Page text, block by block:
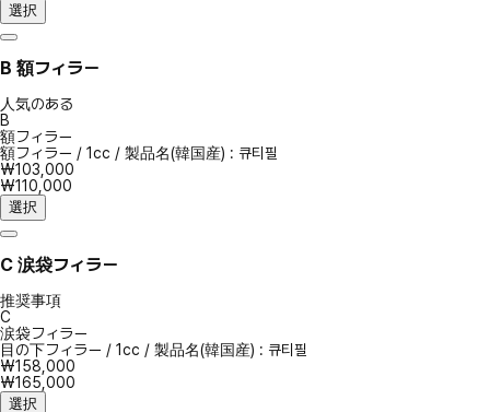
選択
B 額フィラー
人気のある
B
額フィラー
額フィラー / 1cc / 製品名(韓国産) : 큐티필
₩103,000
₩110,000
選択
C 涙袋フィラー
推奨事項
C
涙袋フィラー
目の下フィラー / 1cc / 製品名(韓国産) : 큐티필
₩158,000
₩165,000
選択